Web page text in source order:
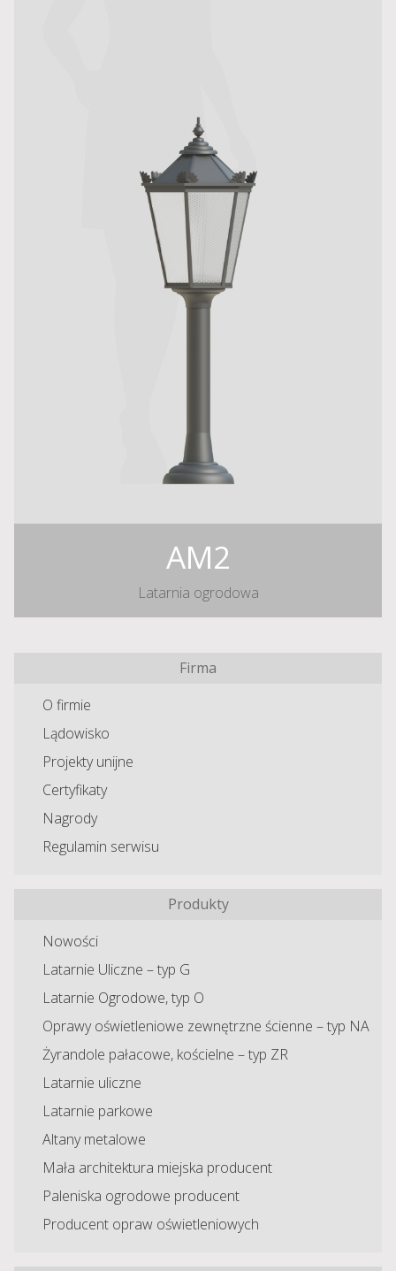
AM2
Latarnia ogrodowa
Firma
O firmie
Lądowisko
Projekty unijne
Certyfikaty
Nagrody
Regulamin serwisu
Produkty
Nowości
Latarnie Uliczne – typ G
Latarnie Ogrodowe, typ O
Oprawy oświetleniowe zewnętrzne ścienne – typ NA
Żyrandole pałacowe, kościelne – typ ZR
Latarnie uliczne
Latarnie parkowe
Altany metalowe
Mała architektura miejska producent
Paleniska ogrodowe producent
Producent opraw oświetleniowych